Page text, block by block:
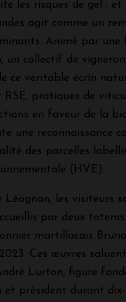
les risques de gel ; et
agit comme un
Animé par une
un collectif de
ce véritable écrin
RSE, pratiques de
en faveur de la
une reconnaissance
des parcelles
(HVE).
Léognan, les visiteurs
par deux
martillacais
Ces œuvres
Lurton, figure
et président durant